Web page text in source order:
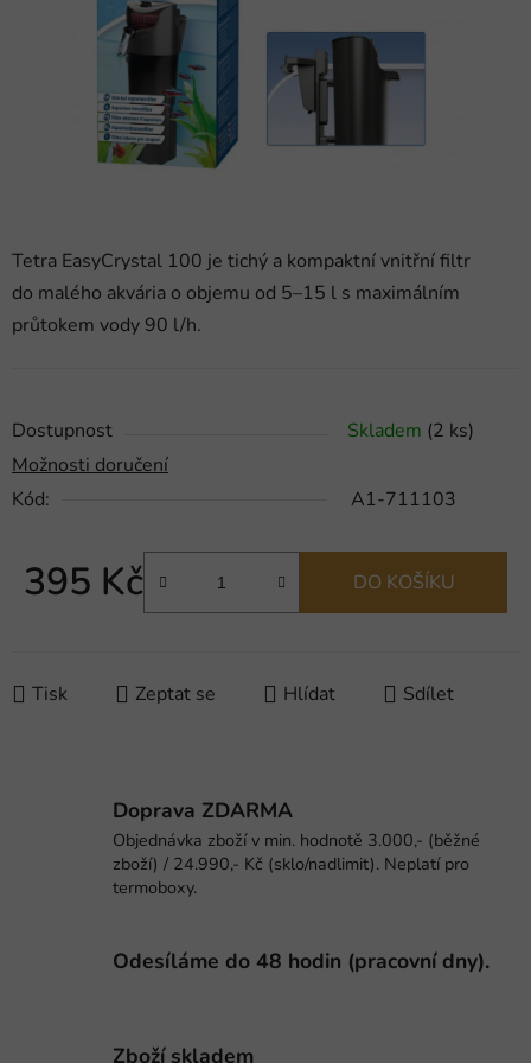
Tetra EasyCrystal 100 je tichý a kompaktní vnitřní filtr
do malého akvária o objemu od 5–15 l s maximálním
průtokem vody 90 l/h.
Dostupnost Skladem (2 ks)
Možnosti doručení
Kód:
A1-711103
395 Kč DO KOŠÍKU
Tisk Zeptat se Hlídat Sdílet
Doprava ZDARMA
Objednávka zboží v min. hodnotě 3.000,- (běžné
zboží) / 24.990,- Kč (sklo/nadlimit). Neplatí pro
termoboxy.
Odesíláme do 48 hodin (pracovní dny).
Zboží skladem